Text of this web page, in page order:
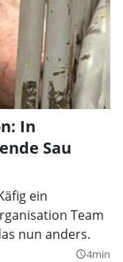
In
Sau
ein
Team
nun anders.
query_builder4min